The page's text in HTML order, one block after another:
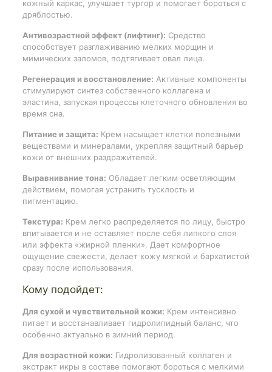
кожный каркас, улучшает тургор и помогает бороться с
дряблостью.
Антивозрастной эффект (лифтинг): Средство
способствует разглаживанию мелких морщин и
мимических заломов, подтягивает овал лица.
Регенерация и восстановление: Активные компоненты
стимулируют синтез собственного коллагена и
эластина, запуская процессы клеточного обновления во
время сна.
Питание и защита: Крем насыщает клетки полезными
веществами и минералами, укрепляя защитный барьер
кожи от внешних раздражителей.
Выравнивание тона: Обладает легким осветляющим
действием, помогая устранить тусклость и
пигментацию.
Текстура: Крем легко распределяется по лицу, быстро
впитывается и не оставляет после себя липкого слоя
или эффекта «жирной пленки». Дает комфортное
ощущение свежести, делает кожу мягкой и бархатистой
сразу после использования.
Кому подойдет:
Для сухой и чувствительной кожи: Крем интенсивно
питает и восстанавливает гидролипидный баланс, что
особенно актуально в зимний период.
Для возрастной кожи: Гидролизованный коллаген и
экстракт икры в составе помогают бороться с мелкими